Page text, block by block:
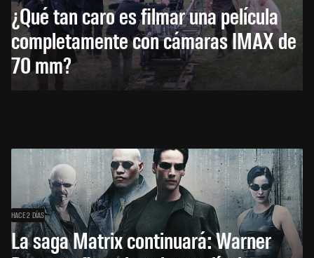
¿Qué tan caro es filmar una película
completamente con cámaras IMAX de
70 mm?
HACE 2 DÍAS
La saga Matrix continuará: Warner